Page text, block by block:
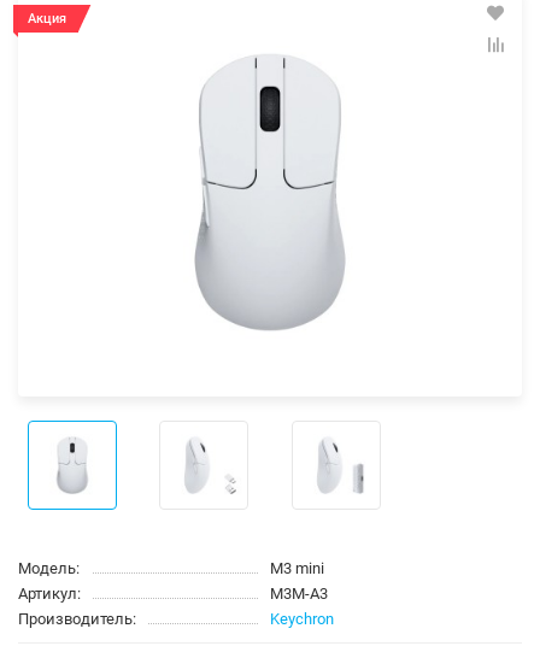
Акция
Модель:
M3 mini
Артикул:
M3M-A3
Производитель:
Keychron